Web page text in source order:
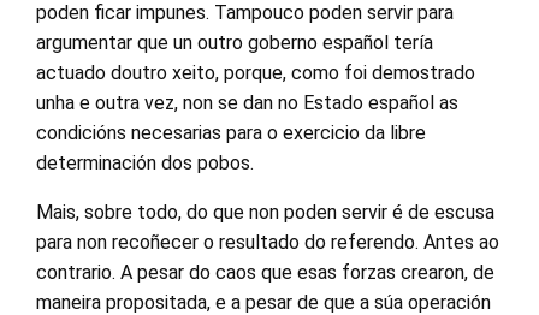
poden ficar impunes. Tampouco poden servir para
argumentar que un outro goberno español tería
actuado doutro xeito, porque, como foi demostrado
unha e outra vez, non se dan no Estado español as
condicións necesarias para o exercicio da libre
determinación dos pobos.
Mais, sobre todo, do que non poden servir é de escusa
para non recoñecer o resultado do referendo. Antes ao
contrario. A pesar do caos que esas forzas crearon, de
maneira propositada, e a pesar de que a súa operación